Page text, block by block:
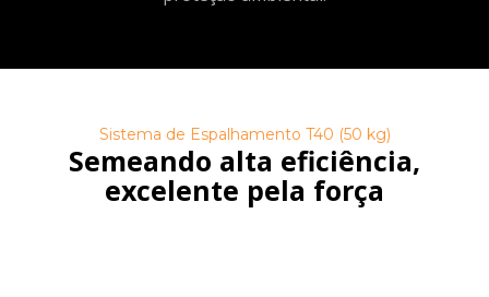
Sistema de Espalhamento T40 (50 kg)
Semeando alta eficiência,
excelente pela força